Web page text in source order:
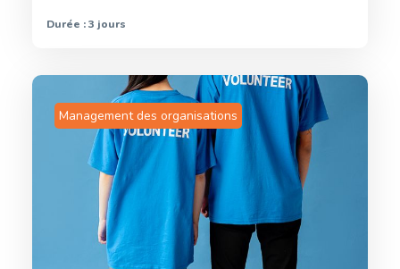
Durée : 3 jours
Management des organisations